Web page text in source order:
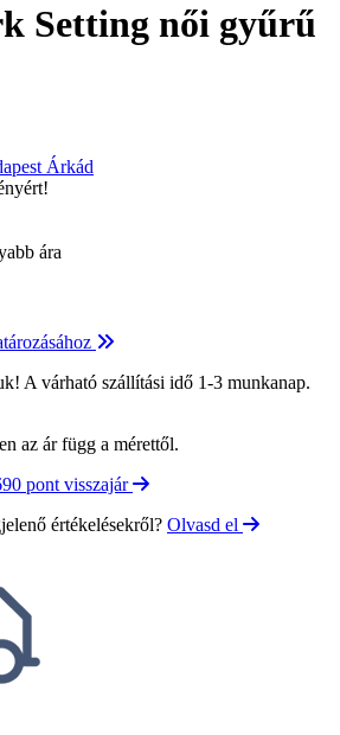
Setting női gyűrű
Árkád
ára
A várható szállítási idő 1-3 munkanap.
az ár függ a mérettől.
pont visszajár
értékelésekről? Olvasd el